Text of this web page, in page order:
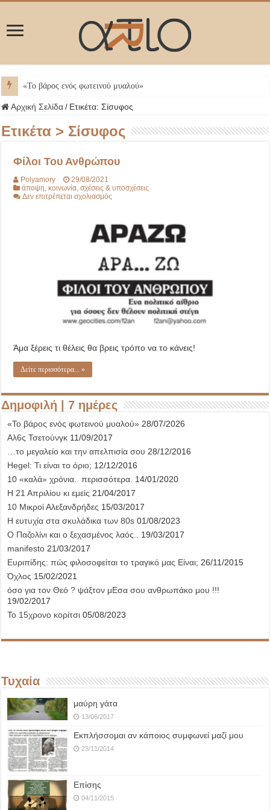
Αρχική Σελίδα / Ετικέτα:Σίσυφος
Ετικέτα > Σίσυφος
Φίλοι Του Ανθρώπου
Polyamory
29/08/2021
άποψη ,κοινωνία ,σχέσεις & υποσχέσεις
Δεν επιτρέπεται σχολιασμός
Άμα ξέρεις τι θέλεις θα βρεις τρόπο να το κάνεις!
Δείτε περισσότερα... »
Δημοφιλή | 7 ημέρες
«Το βάρος ενός φωτεινού μυαλού» 28/07/2026
Αλ6ς Τσετούνγκ 11/09/2017
…το μεγαλείο και την απελπισία σου 28/12/2016
Hegel: Τι είναι το όριο; 12/12/2016
10 «καλά» χρόνια.. περισσότερα. 14/01/2020
Η 21 Απριλίου κι εμείς 21/04/2017
10 Μικροί Αλεξανδρήδες 15/03/2017
Η ευτυχία στα σκυλάδικα των 80s 01/08/2023
Ο Παζολίνι και ο ξεχασμένος λαός.. 19/03/2017
manifesto 21/03/2017
Ευριπίδης: πώς φιλοσοφείται το τραγικό μας Είναι; 26/11/2015
Όχλος 15/02/2021
όσο για τον Θεό ? ψάξτον μΕσα σου ανθρωπάκο μου !!!
19/02/2017
Το 15χρονο κορίτσι 05/08/2023
Τυχαία
μαύρη γάτα
13/06/2017
Εκπλήσσομαι αν κάποιος συμφωνεί μαζί μου
23/11/2014
Επίσης
04/11/2015